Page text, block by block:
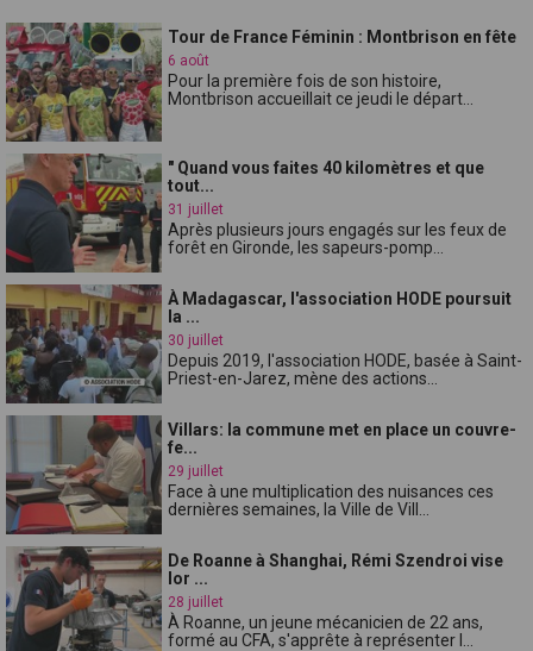
Tour de France Féminin : Montbrison en fête
6 août
Pour la première fois de son histoire,
Montbrison accueillait ce jeudi le départ...
" Quand vous faites 40 kilomètres et que
tout...
31 juillet
Après plusieurs jours engagés sur les feux de
forêt en Gironde, les sapeurs-pomp...
À Madagascar, l'association HODE poursuit
la ...
30 juillet
Depuis 2019, l'association HODE, basée à Saint-
Priest-en-Jarez, mène des actions...
Villars: la commune met en place un couvre-
fe...
29 juillet
Face à une multiplication des nuisances ces
dernières semaines, la Ville de Vill...
De Roanne à Shanghai, Rémi Szendroi vise
lor ...
28 juillet
À Roanne, un jeune mécanicien de 22 ans,
formé au CFA, s'apprête à représenter l...